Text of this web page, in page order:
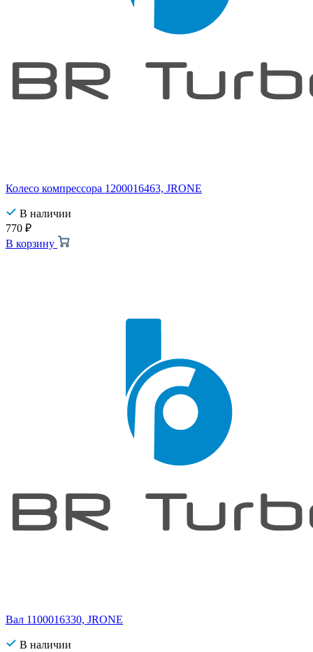
Колесо компрессора 1200016463, JRONE
В наличии
770 ₽
В корзину
Вал 1100016330, JRONE
В наличии